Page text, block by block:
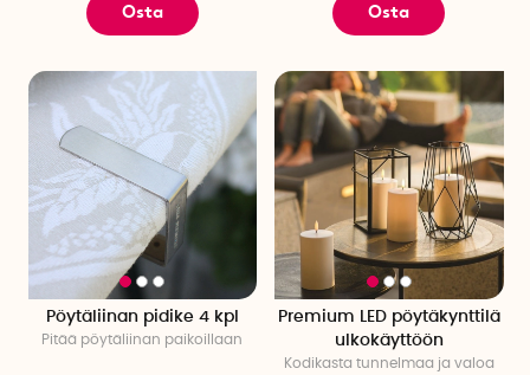
Osta Osta
Pöytäliinan pidike 4 kpl
Pitää pöytäliinan paikoillaan
Premium LED pöytäkynttilä
ulkokäyttöön
Kodikasta tunnelmaa ja valoa